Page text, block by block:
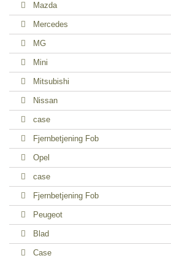
Mazda
Mercedes
MG
Mini
Mitsubishi
Nissan
case
Fjernbetjening Fob
Opel
case
Fjernbetjening Fob
Peugeot
Blad
Case